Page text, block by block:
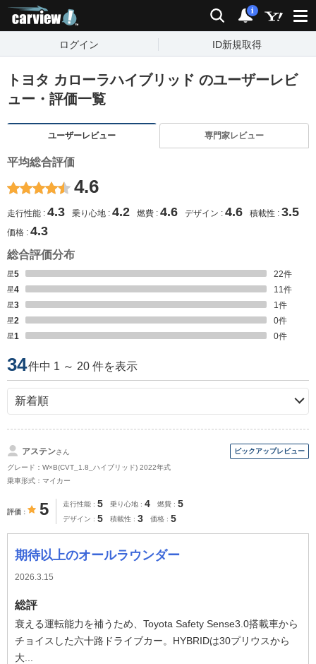
検索 通知
i
ログイン ID新規取得
トヨタ カローラハイブリッド のユーザーレビ
ュー・評価一覧
ユーザーレビュー 専門家レビュー
平均総合評価
4.6
走行性能 4.3 乗り心地 4.2 燃費 4.6 デザイン 4.6 積載性 3.5
価格 4.3
総合評価分布
星5 22件
星4
11件
星3
1件
星2
0件
星1
0件
34件中 1 ～ 20 件を表示
アステンさん
グレード：W×B(CVT_1.8_ハイブリッド) 2022年式
乗車形式：マイカー
評価 5 走行性能 5 乗り心地 4 燃費 5
デザイン 5 積載性 3 価格 5
期待以上のオールラウンダー
2026.3.15
総評
衰える運転能力を補うため、Toyota Safety Sense3.0搭載車から
チョイスした六十路ドライブカー。HYBRIDは30プリウスから
大...